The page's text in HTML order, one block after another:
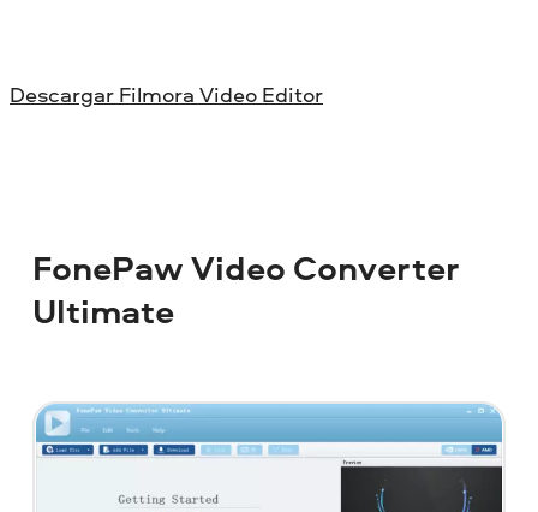
Descargar Filmora Video Editor
FonePaw Video Converter
Ultimate